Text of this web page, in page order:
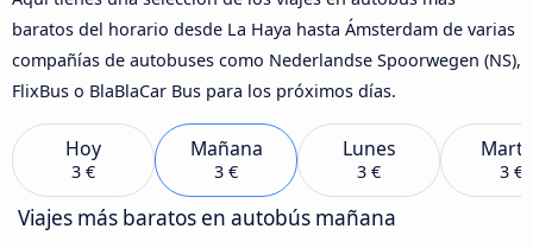
baratos del horario desde La Haya hasta Ámsterdam de varias
compañías de autobuses como Nederlandse Spoorwegen (NS),
FlixBus o BlaBlaCar Bus para los próximos días.
Hoy
3 €
Mañana
3 €
Lunes
3 € 3 €
Viajes más baratos en autobús mañana